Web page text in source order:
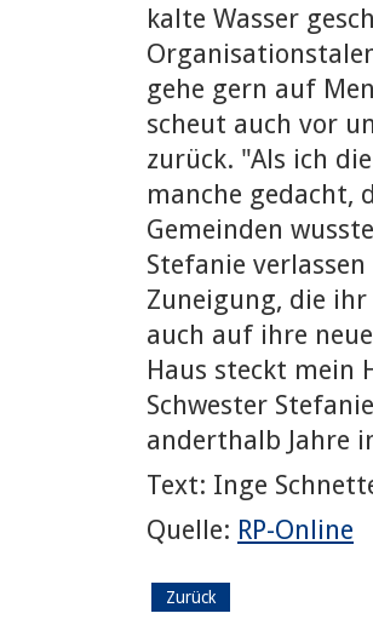
kalte Wasser
gehe gern auf
scheut auch vor
zurück. "Als ich
manche gedacht,
Gemeinden
Stefanie
Zuneigung, die
auch auf ihre
Haus steckt mein
Schwester
anderthalb Jahre
Text: Inge
Quelle: RP-Online
Zurück